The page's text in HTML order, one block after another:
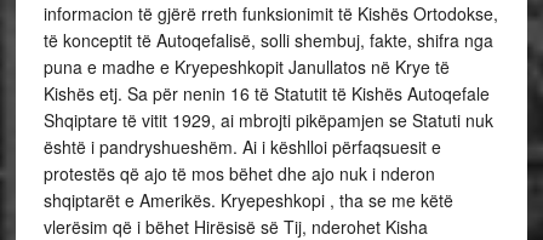
informacion të gjërë rreth funksionimit të Kishës Ortodokse,
të konceptit të Autoqefalisë, solli shembuj, fakte, shifra nga
puna e madhe e Kryepeshkopit Janullatos në Krye të
Kishës etj. Sa për nenin 16 të Statutit të Kishës Autoqefale
Shqiptare të vitit 1929, ai mbrojti pikëpamjen se Statuti nuk
është i pandryshueshëm. Ai i këshlloi përfaqsuesit e
protestës që ajo të mos bëhet dhe ajo nuk i nderon
shqiptarët e Amerikës. Kryepeshkopi , tha se me këtë
vlerësim që i bëhet Hirësisë së Tij, nderohet Kisha